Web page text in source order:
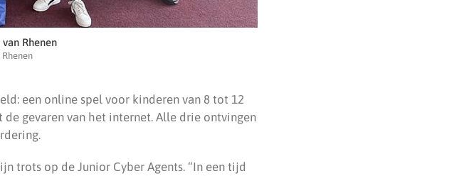
Rhenen
een online spel voor kinderen van 8 tot 12
de gevaren van het internet. Alle drie ontvingen
trots op de Junior Cyber Agents. “In een tijd